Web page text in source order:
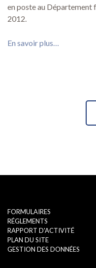
en poste au Département
2012.
En savoir plus…
FORMULAIRES
RÉGLEMENTS
RAPPORT D'ACTIVITÉ
PLAN DU SITE
GESTION DES DONNÉES